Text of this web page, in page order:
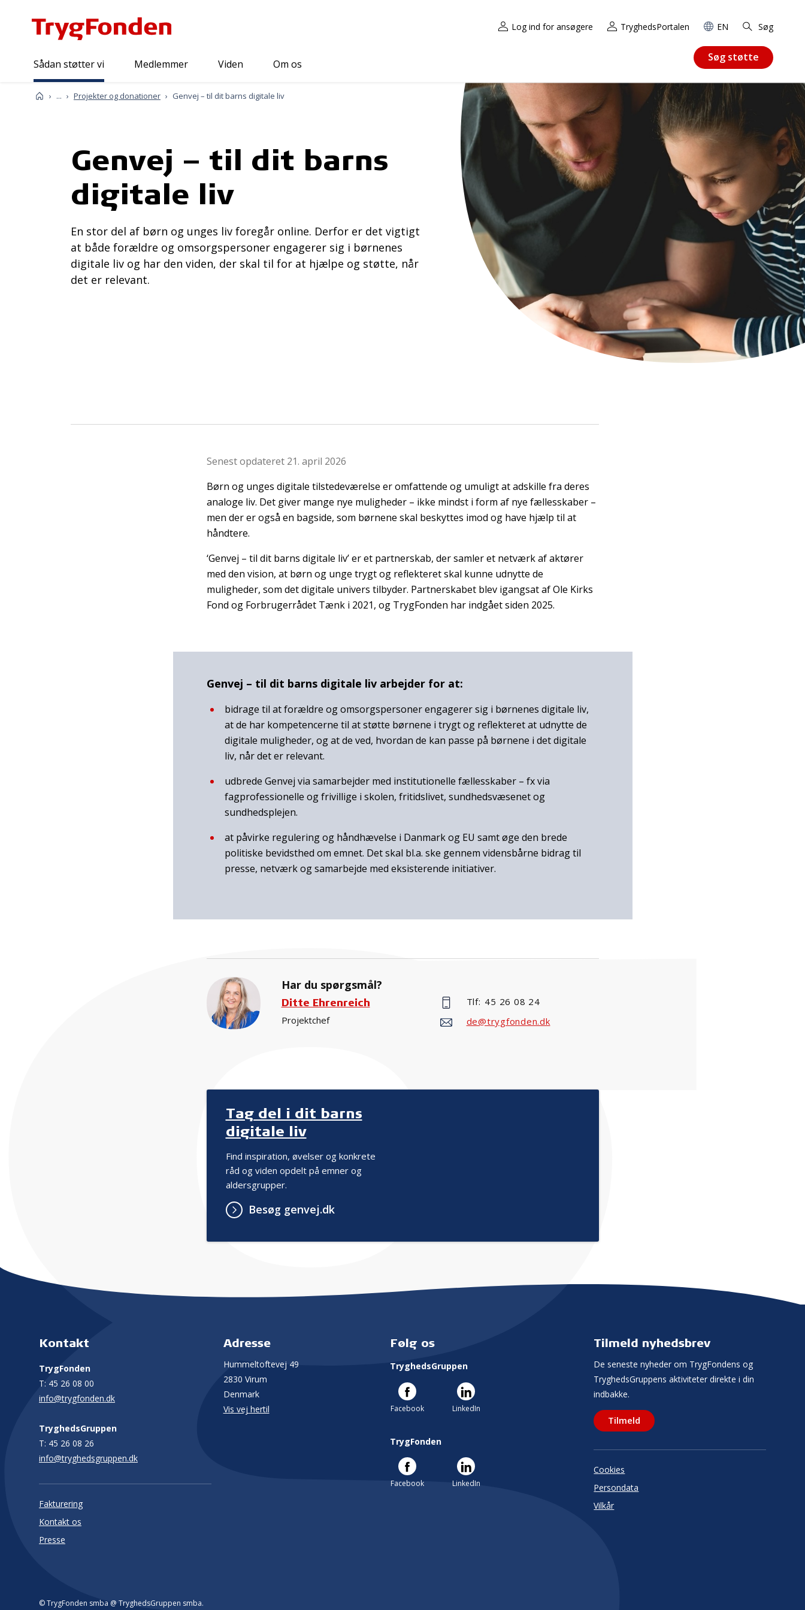
Log ind for ansøgere TryghedsPortalen EN Søg
Sådan støtter vi Medlemmer Viden Om os
Søg støtte
Forside
...
Sådan støtter viProjekter og donationer Genvej – til dit barns digitale liv
Genvej – til dit barns
digitale liv
En stor del af børn og unges liv foregår online. Derfor er det vigtigt
at både forældre og omsorgspersoner engagerer sig i børnenes
digitale liv og har den viden, der skal til for at hjælpe og støtte, når
det er relevant.
Senest opdateret 21. april 2026
Børn og unges digitale tilstedeværelse er omfattende og umuligt at adskille fra deres
analoge liv. Det giver mange nye muligheder – ikke mindst i form af nye fællesskaber –
men der er også en bagside, som børnene skal beskyttes imod og have hjælp til at
håndtere.
‘Genvej – til dit barns digitale liv’ er et partnerskab, der samler et netværk af aktører
med den vision, at børn og unge trygt og reflekteret skal kunne udnytte de
muligheder, som det digitale univers tilbyder. Partnerskabet blev igangsat af Ole Kirks
Fond og Forbrugerrådet Tænk i 2021, og TrygFonden har indgået siden 2025.
Genvej – til dit barns digitale liv arbejder for at:
bidrage til at forældre og omsorgspersoner engagerer sig i børnenes digitale liv,
at de har kompetencerne til at støtte børnene i trygt og reflekteret at udnytte de
digitale muligheder, og at de ved, hvordan de kan passe på børnene i det digitale
liv, når det er relevant.
udbrede Genvej via samarbejder med institutionelle fællesskaber – fx via
fagprofessionelle og frivillige i skolen, fritidslivet, sundhedsvæsenet og
sundhedsplejen.
at påvirke regulering og håndhævelse i Danmark og EU samt øge den brede
politiske bevidsthed om emnet. Det skal bl.a. ske gennem vidensbårne bidrag til
presse, netværk og samarbejde med eksisterende initiativer.
Har du spørgsmål?
Ditte Ehrenreich
Projektchef
Tlf: 45 26 08 24
de@trygfonden.dk
Tag del i dit barns
digitale liv
Find inspiration, øvelser og konkrete
råd og viden opdelt på emner og
aldersgrupper.
Besøg genvej.dk
Tilmeld nyhedsbrev
De seneste nyheder om TrygFondens og
TryghedsGruppens aktiviteter direkte i din
indbakke.
Tilmeld
Kontakt
TrygFonden
T: 45 26 08 00
info@trygfonden.dk
TryghedsGruppen
T: 45 26 08 26
info@tryghedsgruppen.dk
Adresse
Hummeltoftevej 49
2830 Virum
Denmark
Vis vej hertil
Fakturering
Kontakt os
Presse
Cookies
Persondata
Vilkår
Følg os
TryghedsGruppen
Facebook LinkedIn
TrygFonden
Facebook LinkedIn
© TrygFonden smba @ TryghedsGruppen smba.